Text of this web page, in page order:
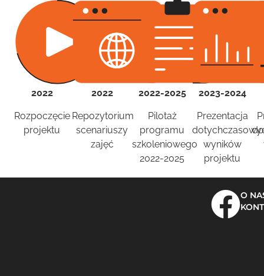
2022
Rozpoczęcie
projektu
2022
Repozytorium
scenariuszy
zajęć
2022-2025
Pilotaż
programu
szkoleniowego
2022-2025
2023-2024
Prezentacja
wyników
projektu
O